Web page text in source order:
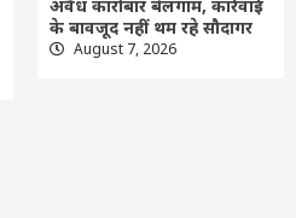
अवैध कारोबार बेलगाम, कार्रवाई
के बावजूद नहीं थम रहे सौदागर
August 7, 2026